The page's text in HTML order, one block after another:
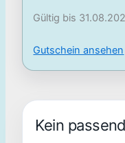
Gültig bis
Gutschein ansehen
Kein